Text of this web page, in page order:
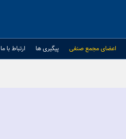
اعضای مجمع صنفی پیگیری ها ارتباط با ما